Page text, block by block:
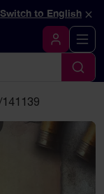
Switch to English ×
Logga in
Sök